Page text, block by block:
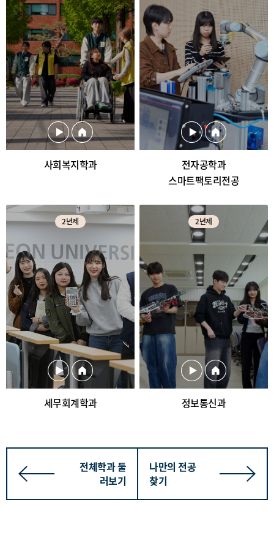
사회복지학과
전자공학과
스마트팩토리전공
2년제
세무회계학과
2년제
정보통신과
전체학과 둘
러보기
나만의 전공
찾기